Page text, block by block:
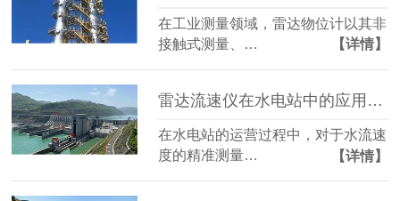
在工业测量领域，雷达物位计以其非
接触式测量、…
【详情】
雷达流速仪在水电站中的应用分析
在水电站的运营过程中，对于水流速
度的精准测量…
【详情】